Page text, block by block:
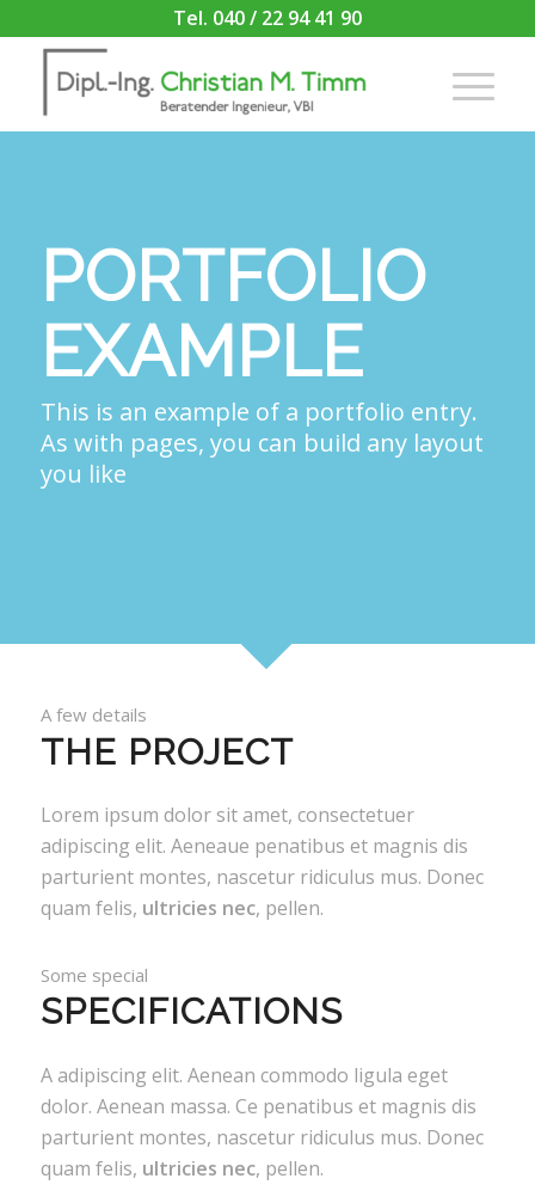
Tel. 040 / 22 94 41 90
PORTFOLIO
EXAMPLE
This is an example of a portfolio entry.
As with pages, you can build any layout
you like
A few details
THE PROJECT
Lorem ipsum dolor sit amet, consectetuer
adipiscing elit. Aeneaue penatibus et magnis dis
parturient montes, nascetur ridiculus mus. Donec
quam felis, ultricies nec, pellen.
Some special
SPECIFICATIONS
A adipiscing elit. Aenean commodo ligula eget
dolor. Aenean massa. Ce penatibus et magnis dis
parturient montes, nascetur ridiculus mus. Donec
quam felis, ultricies nec, pellen.